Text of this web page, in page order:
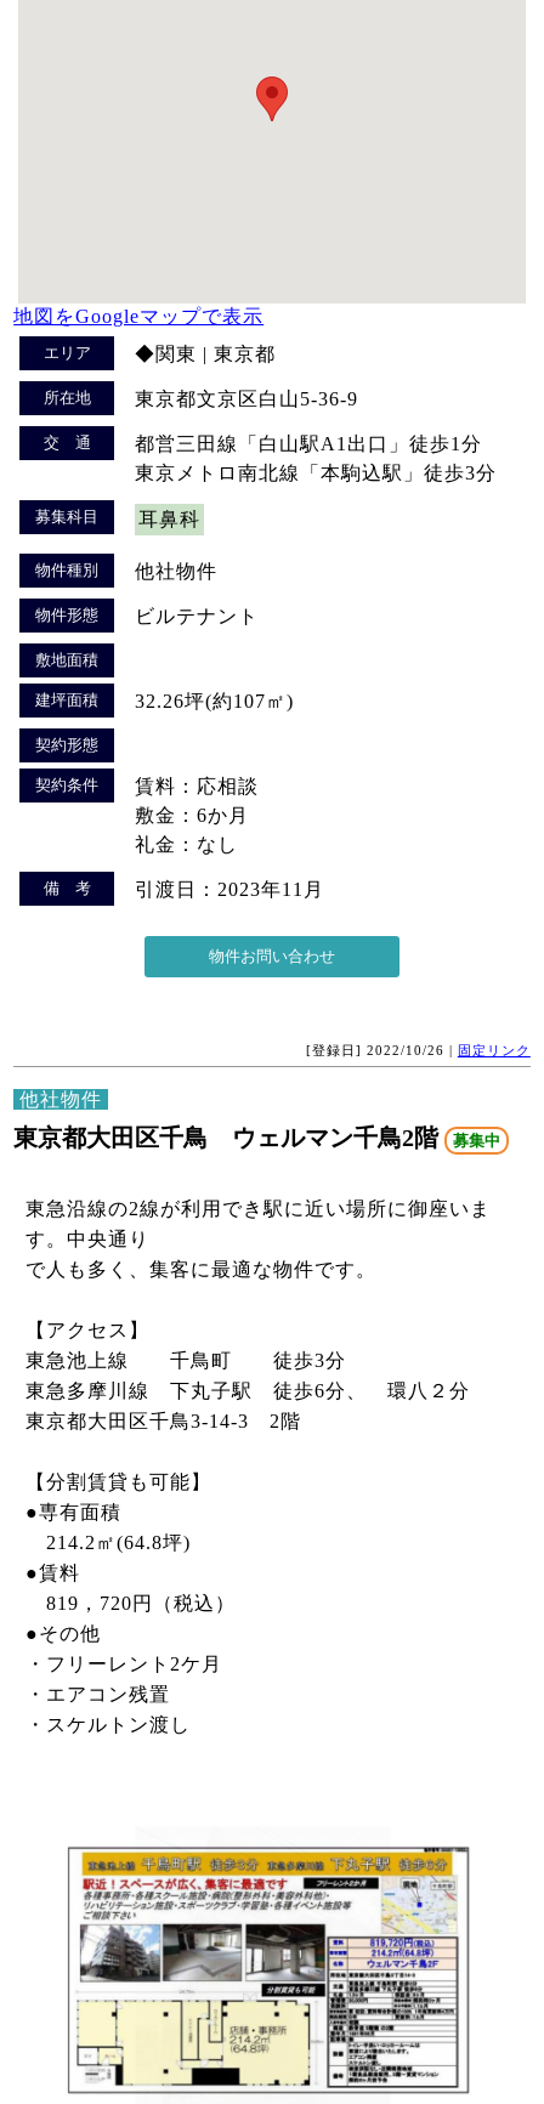
地図をGoogleマップで表示
エリア ◆関東 | 東京都
所在地 東京都文京区白山5-36-9
交 通
都営三田線「白山駅A1出口」徒歩1分
東京メトロ南北線「本駒込駅」徒歩3分
募集科目 耳鼻科
物件種別 他社物件
物件形態 ビルテナント
敷地面積
建坪面積 32.26坪(約107㎡)
契約形態
契約条件
賃料：応相談
敷金：6か月
礼金：なし
備 考 引渡日：2023年11月
[登録日] 2022/10/26 | 固定リンク
他社物件
東京都大田区千鳥 ウェルマン千鳥2階 募集中
東急沿線の2線が利用でき駅に近い場所に御座いま
す。中央通り
で人も多く、集客に最適な物件です。
【アクセス】
東急池上線 千鳥町 徒歩3分
東急多摩川線 下丸子駅 徒歩6分、 環八２分
東京都大田区千鳥3-14-3 2階
【分割賃貸も可能】
●専有面積
214.2㎡(64.8坪)
●賃料
819，720円（税込）
●その他
・フリーレント2ケ月
・エアコン残置
・スケルトン渡し